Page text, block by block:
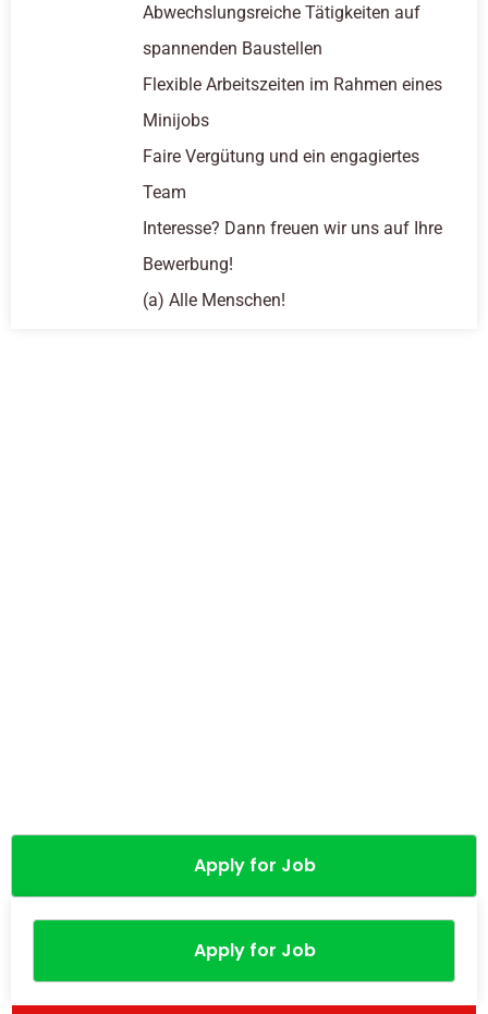
Abwechslungsreiche Tätigkeiten auf
spannenden Baustellen
Flexible Arbeitszeiten im Rahmen eines
Minijobs
Faire Vergütung und ein engagiertes
Team
Interesse? Dann freuen wir uns auf Ihre
Bewerbung!
(a) Alle Menschen!
Apply for Job
Apply for Job